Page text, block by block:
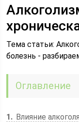
Тема статьи:
болезнь -
Оглавление
1
Влияние